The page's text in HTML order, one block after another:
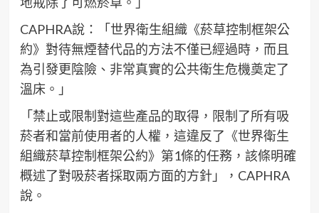
CAPHRA說：「世界衛生組織《菸草控制框架公
約》對待無煙替代品的方法不僅已經過時，而且
為引發更陰險、非常真實的公共衛生危機奠定了
溫床。」
「禁止或限制對這些產品的取得，限制了所有吸
菸者和當前使用者的人權，這違反了《世界衛生
組織菸草控制框架公約》第1條的任務，該條明確
概述了對吸菸者採取兩方面的方針」，CAPHRA
說。